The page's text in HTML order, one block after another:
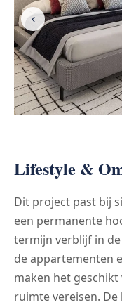
Lifestyle &
Dit project past bij
een permanente
termijn verblijf in
de appartementen
maken het
ruimte vereisen.
‹